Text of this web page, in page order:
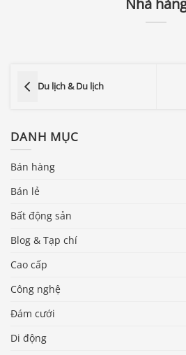
Du lịch & Du lịch
DANH MỤC
Bán hàng
Bán lẻ
Bất động sản
Blog & Tạp chí
Cao cấp
Công nghệ
Đám cưới
Di động